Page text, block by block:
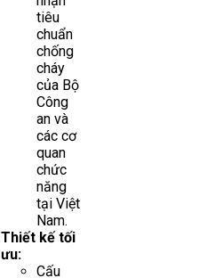
tiêu
chuẩn
chống
cháy
của Bộ
Công
an và
các cơ
quan
chức
năng
tại Việt
Nam.
Thiết kế tối
ưu:
Cấu